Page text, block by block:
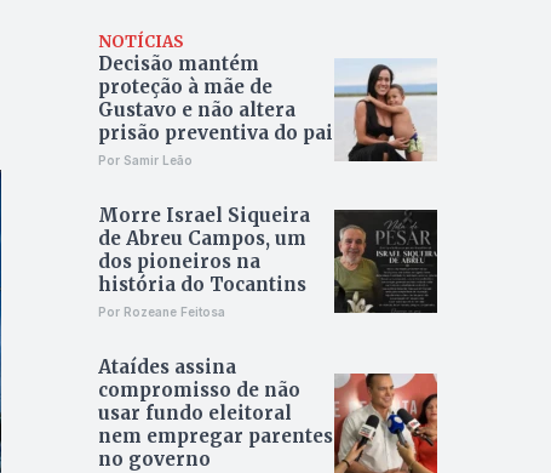
NOTÍCIAS
Decisão mantém
proteção à mãe de
Gustavo e não altera
prisão preventiva do pai
Por Samir Leão
Morre Israel Siqueira
de Abreu Campos, um
dos pioneiros na
história do Tocantins
Por Rozeane Feitosa
Ataídes assina
compromisso de não
usar fundo eleitoral
nem empregar parentes
no governo